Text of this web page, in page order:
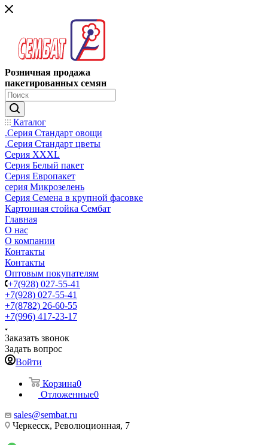
Розничная продажа
пакетированных семян
Каталог
.Серия Стандарт овощи
.Серия Стандарт цветы
Серия XXXL
Серия Белый пакет
Серия Европакет
серия Микрозелень
Серия Семена в крупной фасовке
Картонная стойка Сембат
Главная
О нас
О компании
Контакты
Контакты
Оптовым покупателям
+7(928) 027-55-41
+7(928) 027-55-41
+7(8782) 26-60-55
+7(996) 417-23-17
Заказать звонок
Задать вопрос
Войти
Корзина0
Отложенные0
sales@sembat.ru
Черкесск, Революционная, 7